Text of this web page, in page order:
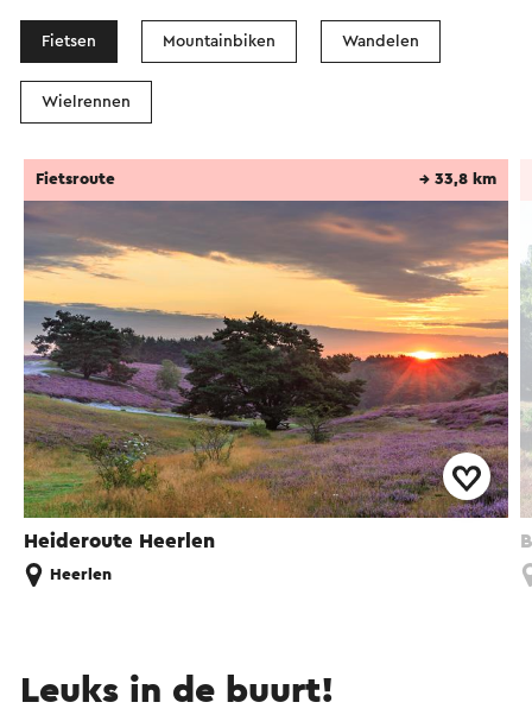
Fietsen Mountainbiken Wandelen
Wielrennen
Heideroute Heerlen
Fietsroute → 33,8 km
Heerlen
Leuks in de buurt!